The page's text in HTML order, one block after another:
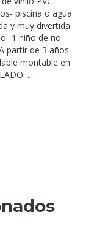
piscina o agua
y muy divertida
1 niño de no
partir de 3 años -
montable en
....